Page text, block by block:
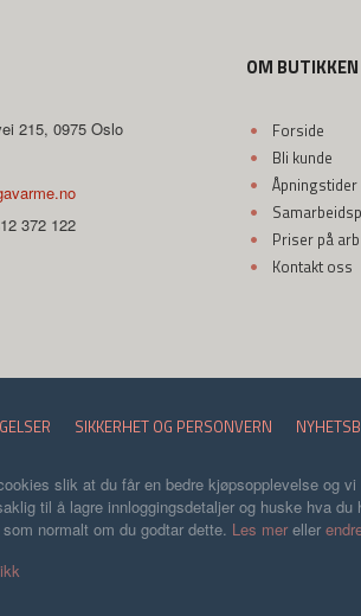
215, 0975 Oslo
372 122
OM BUTIKKEN
Forside
Bli kunde
Priser på
Kontakt oss
SIKKERHET OG PERSONVERN
slik at du får en bedre kjøpsopplevelse og
til å lagre innloggingsdetaljer og huske hva
normalt om du godtar dette. Les mer eller